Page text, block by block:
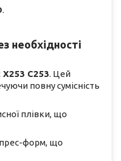
.
необхідності
Х253 С253. Цей
повну сумісність
плівки, що
прес-форм, що